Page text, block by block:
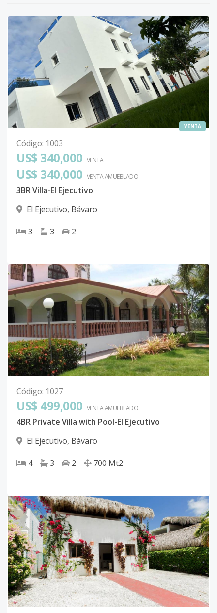
VENTA
Código: 1003
US$ 340,000 VENTA
US$ 340,000 VENTA AMUEBLADO
3BR Villa-El Ejecutivo
El Ejecutivo, Bávaro
3 3 2
Código: 1027
US$ 499,000 VENTA AMUEBLADO
4BR Private Villa with Pool-El Ejecutivo
El Ejecutivo, Bávaro
4 3 2 700 Mt2